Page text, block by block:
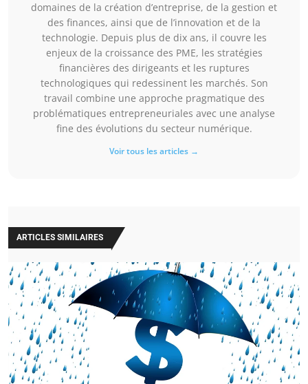
domaines de la création d’entreprise, de la gestion et
des finances, ainsi que de l’innovation et de la
technologie. Depuis plus de dix ans, il couvre les
enjeux de la croissance des PME, les stratégies
financières des dirigeants et les ruptures
technologiques qui redessinent les marchés. Son
travail combine une approche pragmatique des
problématiques entrepreneuriales avec une analyse
fine des évolutions du secteur numérique.
Voir tous les articles →
ARTICLES SIMILAIRES